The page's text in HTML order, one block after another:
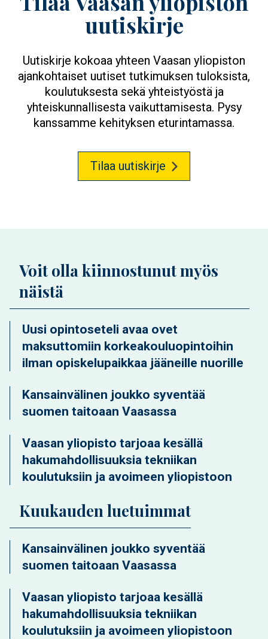
uutiskirje
Uutiskirje kokoaa yhteen Vaasan yliopiston
ajankohtaiset uutiset tutkimuksen tuloksista,
koulutuksesta sekä yhteistyöstä ja
yhteiskunnallisesta vaikuttamisesta. Pysy
kanssamme kehityksen eturintamassa.
Tilaa uutiskirje
Voit olla kiinnostunut myös
näistä
Uusi opintoseteli avaa ovet
maksuttomiin korkeakouluopintoihin
ilman opiskelupaikkaa jääneille nuorille
Kansainvälinen joukko syventää
suomen taitoaan Vaasassa
Vaasan yliopisto tarjoaa kesällä
hakumahdollisuuksia tekniikan
koulutuksiin ja avoimeen yliopistoon
Kuukauden luetuimmat
Kansainvälinen joukko syventää
suomen taitoaan Vaasassa
Vaasan yliopisto tarjoaa kesällä
hakumahdollisuuksia tekniikan
koulutuksiin ja avoimeen yliopistoon